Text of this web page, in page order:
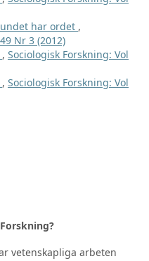
har ordet ,
Nr 3 (2012)
, Sociologisk Forskning: Vol
, Sociologisk Forskning: Vol
vetenskapliga arbeten